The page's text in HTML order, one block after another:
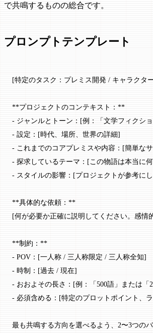
で共鳴するものの総合です。
プロンプトテンプレート
[特定のタスク：プレミス開発 / キャラクタ
**プロジェクトのコンテキスト：**
- ジャンルとトーン：[例：「文学フィクシ
- 設定：[時代、場所、世界の詳細]
- これまでのコアプレミスや内容：[簡単な
- 探求しているテーマ：[この物語は本当に
- スタイルの影響：[プロジェクトが参考に
**具体的な依頼：**
[何が必要か正確に説明してください。感
**制約：**
- POV：[一人称 / 三人称限定 / 三人称全知]
- 時制：[過去 / 現在]
- おおよその長さ：[例：「500語」または「
- 必須含める：[特定のプロットポイント、
最も共鳴する方向を選べるよう、2〜3つの